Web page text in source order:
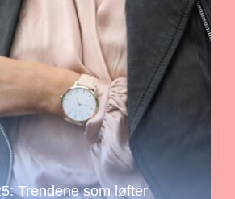
Trendene som løfter